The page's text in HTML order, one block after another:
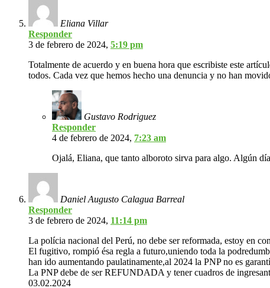
Eliana Villar
Responder
3 de febrero de 2024, 5:19 pm
Totalmente de acuerdo y en buena hora que escribiste este
todos. Cada vez que hemos hecho una denuncia y no han
Gustavo Rodriguez
Responder
4 de febrero de 2024, 7:23 am
Ojalá, Eliana, que tanto alboroto sirva para algo. Algún
Daniel Augusto Calagua Barreal
Responder
3 de febrero de 2024, 11:14 pm
La polícia nacional del Perú, no debe ser reformada, estoy
El fugitivo, rompió ésa regla a futuro,uniendo toda la
han ido aumentando paulatinamente,al 2024 la PNP no es
La PNP debe de ser REFUNDADA y tener cuadros de
03.02.2024